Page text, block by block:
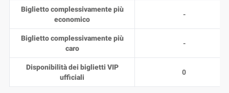
Biglietto complessivamente più
economico
-
Biglietto complessivamente più
caro
-
Disponibilità dei biglietti VIP
ufficiali
0